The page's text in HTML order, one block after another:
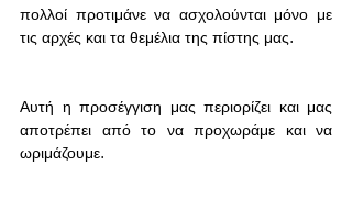
πολλοί προτιμάνε να ασχολούνται μόνο με
τις αρχές και τα θεμέλια της πίστης μας.
Αυτή η προσέγγιση μας περιορίζει και μας
αποτρέπει από το να προχωράμε και να
ωριμάζουμε.